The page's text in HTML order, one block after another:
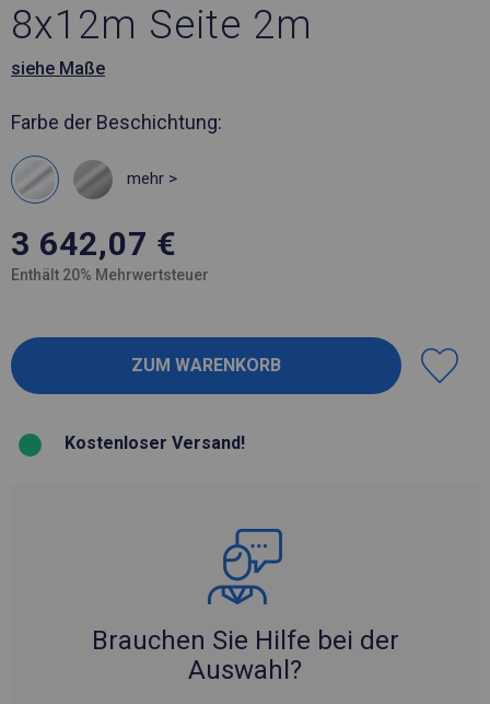
8x12m Seite 2m
siehe Maße
Farbe der Beschichtung:
mehr >
3 642,07 €
Enthält 20% Mehrwertsteuer
Kostenloser Versand!
Brauchen Sie Hilfe bei der
Auswahl?